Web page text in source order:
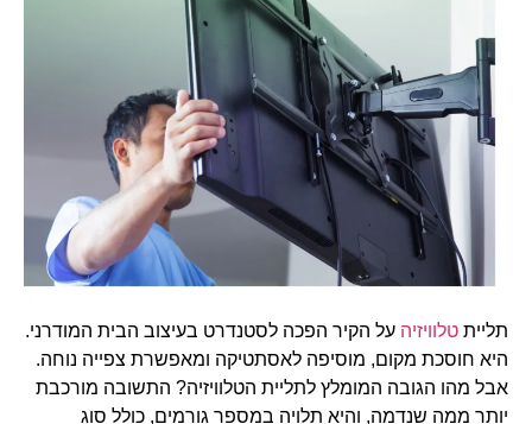
תליית טלוויזיה על הקיר הפכה לסטנדרט בעיצוב הבית המודרני.
היא חוסכת מקום, מוסיפה לאסתטיקה ומאפשרת צפייה נוחה.
אבל מהו הגובה המומלץ לתליית הטלוויזיה? התשובה מורכבת
יותר ממה שנדמה, והיא תלויה במספר גורמים, כולל סוג